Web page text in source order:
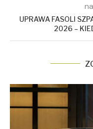
UPRAWA FASOLI
2026 –